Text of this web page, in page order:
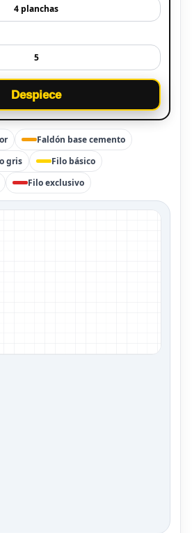
Despiece
Faldón base cemento
gris
Filo básico
Filo exclusivo